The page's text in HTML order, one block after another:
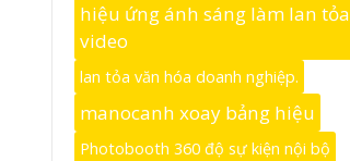
hiệu ứng ánh sáng làm lan tỏa
video
lan tỏa văn hóa doanh nghiệp.
manocanh xoay bảng hiệu
Photobooth 360 độ sự kiện nội bộ